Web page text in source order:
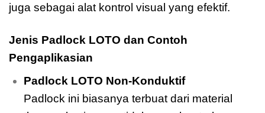
juga sebagai alat kontrol visual yang efektif.
Jenis Padlock LOTO dan Contoh
Pengaplikasian
Padlock LOTO Non-Konduktif
Padlock ini biasanya terbuat dari material